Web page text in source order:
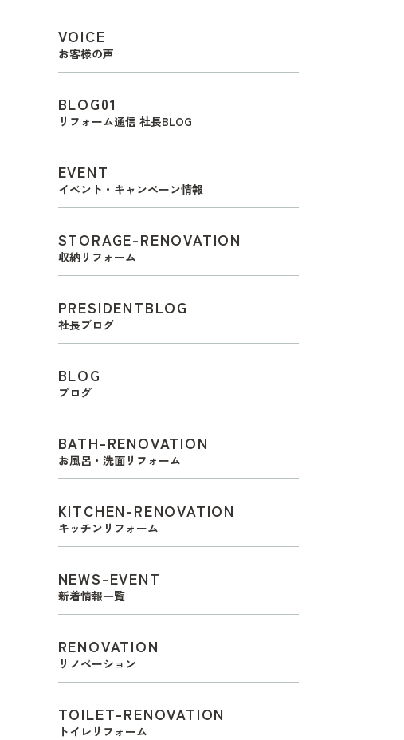
VOICE
お客様の声
BLOG01
リフォーム通信 社長BLOG
EVENT
イベント・キャンペーン情報
STORAGE-RENOVATION
収納リフォーム
PRESIDENTBLOG
社長ブログ
BLOG
ブログ
BATH-RENOVATION
お風呂・洗面リフォーム
KITCHEN-RENOVATION
キッチンリフォーム
NEWS-EVENT
新着情報一覧
RENOVATION
リノベーション
TOILET-RENOVATION
トイレリフォーム